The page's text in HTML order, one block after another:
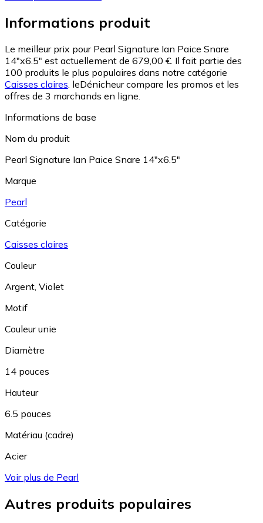
Informations produit
Le meilleur prix pour Pearl Signature Ian Paice Snare
14"x6.5" est actuellement de 679,00 €. Il fait partie des
100 produits le plus populaires dans notre catégorie
Caisses claires. leDénicheur compare les promos et les
offres de 3 marchands en ligne.
Informations de base
Nom du produit
Pearl Signature Ian Paice Snare 14"x6.5"
Marque
Pearl
Catégorie
Caisses claires
Couleur
Argent, Violet
Motif
Couleur unie
Diamètre
14 pouces
Hauteur
6.5 pouces
Matériau (cadre)
Acier
Voir plus de Pearl
Autres produits populaires